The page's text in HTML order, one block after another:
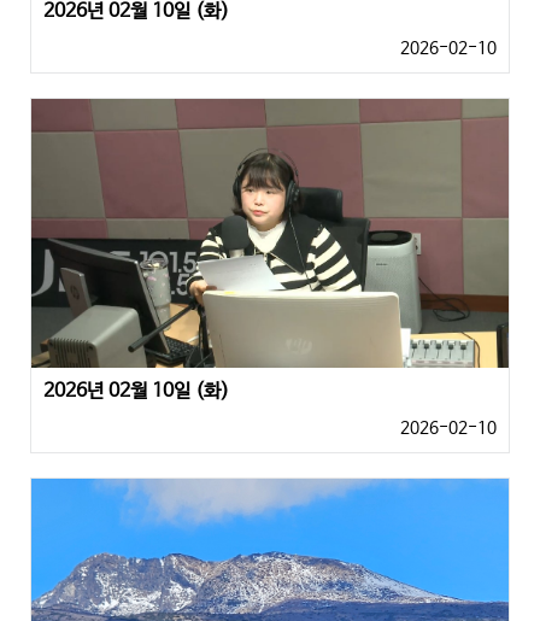
2026년 02월 10일 (화)
2026-02-10
2026년 02월 10일 (화)
2026-02-10